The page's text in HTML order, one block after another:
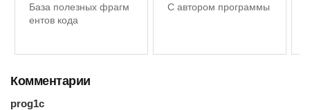
База полезных фрагм
ентов кода
С автором программы
Комментарии
prog1c